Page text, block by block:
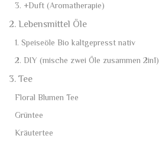
der
werden
3. +Duft (Aromatherapie)
2. Lebensmittel Öle
1. Speiseöle Bio kaltgepresst nativ
2. DIY (mische zwei Öle zusammen 2in1)
3. Tee
Floral Blumen Tee
Grüntee
Kräutertee